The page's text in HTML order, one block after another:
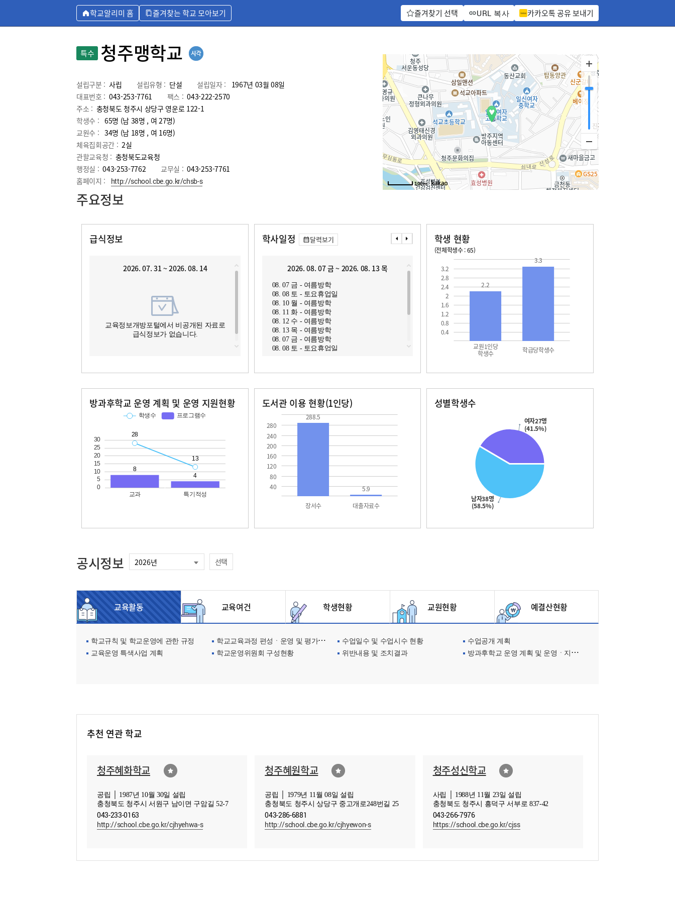
학교알리미 홈 즐겨찾는 학교 모아보기 즐겨찾기 선택 URL 복사 카카오톡 공유 보내기
특수 청주맹학교
설립구분 : 사립 설립유형 : 단설 설립일자 :
1967년 03월 08일
대표번호 : 043-253-7761 팩스 : 043-222-2570
주소 : 충청북도 청주시 상당구 영운로 122-1
학생수 : 65명 (남 38명 , 여 27명)
교원수 : 34명 (남 18명 , 여 16명)
체육집회공간 : 2실
관할교육청 : 충청북도교육청
행정실 : 043-253-7762 교무실 : 043-253-7761
홈페이지 :
http://school.cbe.go.kr/chsb-s 100m
주요정보
급식정보
2026. 07. 31 ~ 2026. 08. 14
교육정보개방포털에서 비공개된 자료로
급식정보가 없습니다.
학사일정 달력보기
2026. 08. 07 금 ~ 2026. 08. 13 목
08. 07 금 - 여름방학
08. 08 토 - 토요휴업일
08. 10 월 - 여름방학
08. 11 화 - 여름방학
08. 12 수 - 여름방학
08. 13 목 - 여름방학
08. 07 금 - 여름방학
08. 08 토 - 토요휴업일
2026. 08. 14 금 ~ 2026. 08. 20 목
08. 14 금 - 여름방학
08. 15 토 - 광복절
08. 17 월 - 대체공휴일
08. 18 화 - 여름방학
08. 19 수 - 여름방학
08. 20 목 - 여름방학
08. 14 금 - 여름방학
08. 15 토 - 광복절
08. 17 월 - 대체공휴일
학생 현황
(전체학생수 : 65)
0.4
0.8
1.2
1.6
2
2.4
2.8
3.2
교원1인당
학생수 학급당학생수
2.2
3.3
방과후학교 운영 계획 및 운영 지원현황 도서관 이용 현황(1인당)
40
80
120
160
200
240
280
장서수 대출자료수
288.5
5.9
성별학생수
남자38명
(58.5%)
여자27명
(41.5%)
공시정보 선택
교육활동 교육여건 학생현황 교원현황 예결산현황
학교규칙 및 학교운영에 관한 규정 학교교육과정 편성ㆍ운영 및 평가에 관한 사항 수업일수 및 수업시수 현황
수업공개 계획
교육운영 특색사업 계획
학교운영위원회 구성현황 위반내용 및 조치결과 방과후학교 운영 계획 및 운영ㆍ지원현황
추천 연관 학교
청주혜화학교
공립 │ 1987년 10월 30일 설립
충청북도 청주시 서원구 남이면 구암길 52-7
043-233-0163
http://school.cbe.go.kr/cjhyehwa-s
청주혜원학교
공립 │ 1979년 11월 08일 설립
충청북도 청주시 상당구 중고개로248번길 25
043-286-6881
http://school.cbe.go.kr/cjhyewon-s
청주성신학교
사립 │ 1988년 11월 23일 설립
충청북도 청주시 흥덕구 서부로 837-42
043-266-7976
https://school.cbe.go.kr/cjss